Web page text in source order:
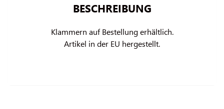
BESCHREIBUNG
Klammern auf Bestellung erhältlich.
Artikel in der EU hergestellt.